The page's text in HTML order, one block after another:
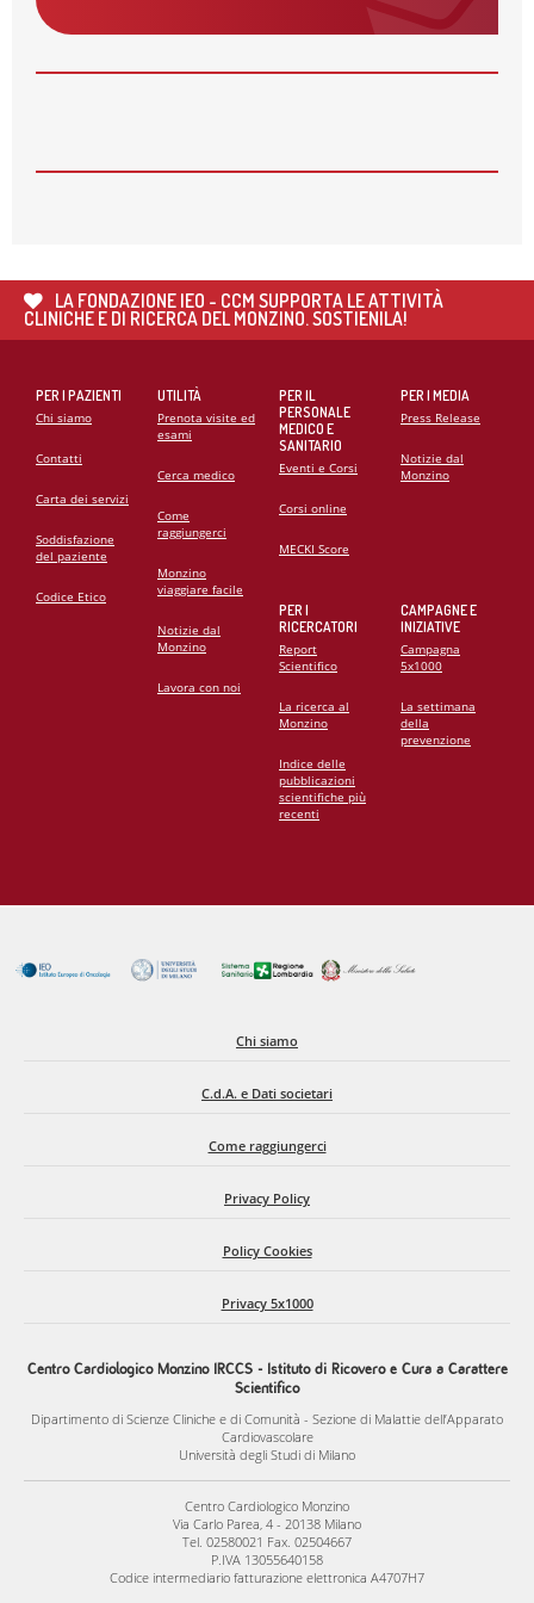
28MAG
APERTE LE ISCRIZIONI PER I CORSI AUTUNNALI
🌍 RIPARTE LA SECONDA FASE DEL PROGETTO DI
PROF. GIANFRANCO SINAGRA AL CONGRESSO
CARDIO MONZINO 2025
LA FONDAZIONE IEO - CCM SUPPORTA LE ATTIVITÀ
CLINICHE E DI RICERCA DEL MONZINO. SOSTIENILA!
PER I PAZIENTI
Chi siamo
Contatti
Carta dei servizi
Soddisfazione
del paziente
Codice Etico
UTILITÀ
Prenota visite ed
esami
Cerca medico
Come
raggiungerci
Monzino
viaggiare facile
Notizie dal
Monzino
Lavora con noi
PER IL
PERSONALE
MEDICO E
SANITARIO
Eventi e Corsi
Corsi online
MECKI Score
PER I
RICERCATORI
Report
Scientifico
La ricerca al
Monzino
Indice delle
pubblicazioni
scientifiche più
recenti
PER I MEDIA
Press Release
Notizie dal
Monzino
CAMPAGNE E
INIZIATIVE
Campagna
5x1000
La settimana
della
prevenzione
Chi siamo
C.d.A. e Dati societari
Come raggiungerci
Privacy Policy
Policy Cookies
Privacy 5x1000
Centro Cardiologico Monzino IRCCS - Istituto di Ricovero e Cura a Carattere
Scientifico
Dipartimento di Scienze Cliniche e di Comunità - Sezione di Malattie dell’Apparato
Cardiovascolare
Università degli Studi di Milano
Centro Cardiologico Monzino
Via Carlo Parea, 4 - 20138 Milano
Tel. 02580021 Fax. 02504667
P.IVA 13055640158
Codice intermediario fatturazione elettronica A4707H7